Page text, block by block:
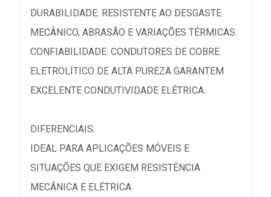
DURABILIDADE: RESISTENTE AO DESGASTE
MECÂNICO, ABRASÃO E VARIAÇÕES TÉRMICAS.
CONFIABILIDADE: CONDUTORES DE COBRE
ELETROLÍTICO DE ALTA PUREZA GARANTEM
EXCELENTE CONDUTIVIDADE ELÉTRICA.
DIFERENCIAIS:
IDEAL PARA APLICAÇÕES MÓVEIS E
SITUAÇÕES QUE EXIGEM RESISTÊNCIA
MECÂNICA E ELÉTRICA.